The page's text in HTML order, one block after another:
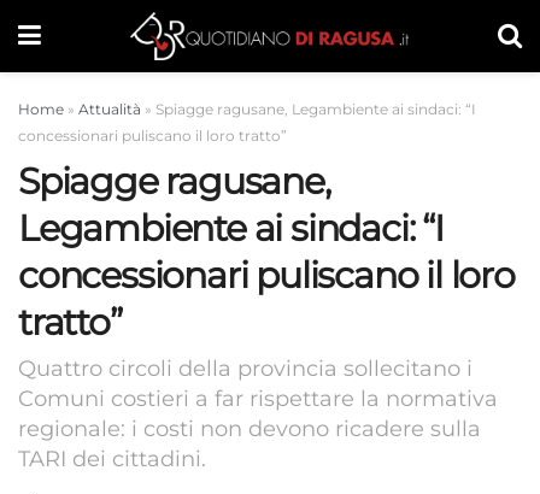
Home » Attualità » Spiagge ragusane, Legambiente ai sindaci: “I
concessionari puliscano il loro tratto”
Spiagge ragusane,
Legambiente ai sindaci: “I
concessionari puliscano il loro
tratto”
Quattro circoli della provincia sollecitano i
Comuni costieri a far rispettare la normativa
regionale: i costi non devono ricadere sulla
TARI dei cittadini.